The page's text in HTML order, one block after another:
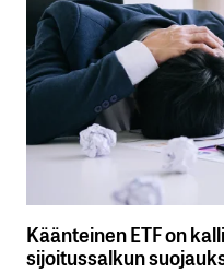
Käänteinen ETF on
sijoitussalkun